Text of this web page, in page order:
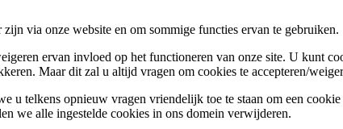
via onze website en om sommige functies ervan te gebruiken.
ervan invloed op het functioneren van onze site. U kunt
Maar dit zal u altijd vragen om cookies te accepteren/
u telkens opnieuw vragen vriendelijk toe te staan om een
we alle ingestelde cookies in ons domein verwijderen.